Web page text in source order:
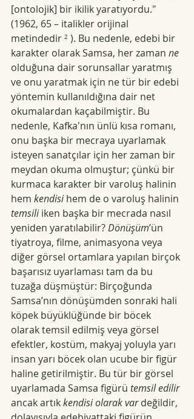
[ontolojik] bir ikilik yaratıyordu."
(1962, 65 – italikler orijinal
metindedir ² ). Bu nedenle, edebi bir
karakter olarak Samsa, her zaman ne
olduğuna dair sorunsallar yaratmış
ve onu yaratmak için ne tür bir edebi
yöntemin kullanıldığına dair net
okumalardan kaçabilmiştir. Bu
nedenle, Kafka'nın ünlü kısa romanı,
onu başka bir mecraya uyarlamak
isteyen sanatçılar için her zaman bir
meydan okuma olmuştur; çünkü bir
kurmaca karakter bir varoluş halinin
hem kendisi hem de o varoluş halinin
temsili iken başka bir mecrada nasıl
yeniden yaratılabilir? Dönüşüm’ün
tiyatroya, filme, animasyona veya
diğer görsel ortamlara yapılan birçok
başarısız uyarlaması tam da bu
tuzağa düşmüştür: Birçoğunda
Samsa’nın dönüşümden sonraki hali
köpek büyüklüğünde bir böcek
olarak temsil edilmiş veya görsel
efektler, kostüm, makyaj yoluyla yarı
insan yarı böcek olan ucube bir figür
haline getirilmiştir. Bu tür bir görsel
uyarlamada Samsa figürü temsil edilir
ancak artık kendisi olarak var değildir,